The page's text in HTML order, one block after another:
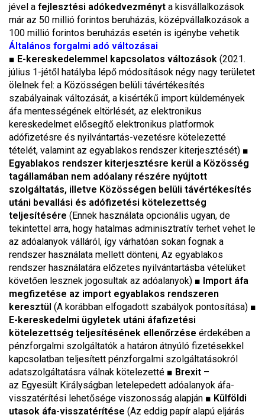
jével a fejlesztési adókedvezményt a kisvállalkozások
már az 50 millió forintos beruházás, középvállalkozások a
100 millió forintos beruházás esetén is igénybe vehetik
Általános forgalmi adó változásai
■ E-kereskedelemmel kapcsolatos változások (2021.
július 1-jétől hatályba lépő módosítások négy nagy területet
ölelnek fel: a Közösségen belüli távértékesítés
szabályainak változását, a kisértékű import küldemények
áfa mentességének eltörlését, az elektronikus
kereskedelmet elősegítő elektronikus platformok
adófizetésre és nyilvántartás-vezetésre kötelezetté
tételét, valamint az egyablakos rendszer kiterjesztését) ■
Egyablakos rendszer kiterjesztésre kerül a Közösség
tagállamában nem adóalany részére nyújtott
szolgáltatás, illetve Közösségen belüli távértékesítés
utáni bevallási és adófizetési kötelezettség
teljesítésére (Ennek használata opcionális ugyan, de
tekintettel arra, hogy hatalmas adminisztratív terhet vehet le
az adóalanyok válláról, így várhatóan sokan fognak a
rendszer használata mellett dönteni, Az egyablakos
rendszer használatára előzetes nyilvántartásba vételüket
követően lesznek jogosultak az adóalanyok) ■ Import áfa
megfizetése az import egyablakos rendszeren
keresztül (A korábban elfogadott szabályok pontosítása) ■
E-kereskedelmi ügyletek utáni áfafizetési
kötelezettség teljesítésének ellenőrzése érdekében a
pénzforgalmi szolgáltatók a határon átnyúló fizetésekkel
kapcsolatban teljesített pénzforgalmi szolgáltatásokról
adatszolgáltatásra válnak kötelezetté ■ Brexit –
az Egyesült Királyságban letelepedett adóalanyok áfa-
visszatérítési lehetősége viszonosság alapján ■ Külföldi
utasok áfa-visszatérítése (Az eddig papír alapú eljárás